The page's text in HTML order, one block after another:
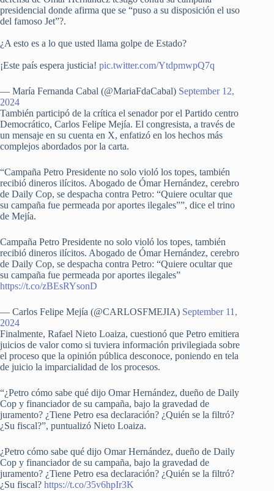
presidencial donde afirma que se “puso a su disposición el uso
del famoso Jet”?.
¿A esto es a lo que usted llama golpe de Estado?
¡Este país espera justicia! pic.twitter.com/YtdpmwpQ7q
— María Fernanda Cabal (@MariaFdaCabal) September 12,
2024
También participó de la crítica el senador por el Partido centro
Democrático, Carlos Felipe Mejía. El congresista, a través de
un mensaje en su cuenta en X, enfatizó en los hechos más
complejos abordados por la carta.
“Campaña Petro Presidente no solo violó los topes, también
recibió dineros ilícitos. Abogado de Ómar Hernández, cerebro
de Daily Cop, se despacha contra Petro: “Quiere ocultar que
su campaña fue permeada por aportes ilegales””, dice el trino
de Mejía.
Campaña Petro Presidente no solo violó los topes, también
recibió dineros ilícitos. Abogado de Ómar Hernández, cerebro
de Daily Cop, se despacha contra Petro: “Quiere ocultar que
su campaña fue permeada por aportes ilegales”
https://t.co/zBEsRYsonD
— Carlos Felipe Mejía (@CARLOSFMEJIA) September 11,
2024
Finalmente, Rafael Nieto Loaiza, cuestionó que Petro emitiera
juicios de valor como si tuviera información privilegiada sobre
el proceso que la opinión pública desconoce, poniendo en tela
de juicio la imparcialidad de los procesos.
“¿Petro cómo sabe qué dijo Omar Hernández, dueño de Daily
Cop y financiador de su campaña, bajo la gravedad de
juramento? ¿Tiene Petro esa declaración? ¿Quién se la filtró?
¿Su fiscal?”, puntualizó Nieto Loaiza.
¿Petro cómo sabe qué dijo Omar Hernández, dueño de Daily
Cop y financiador de su campaña, bajo la gravedad de
juramento? ¿Tiene Petro esa declaración? ¿Quién se la filtró?
¿Su fiscal? https://t.co/35v6hpIr3K